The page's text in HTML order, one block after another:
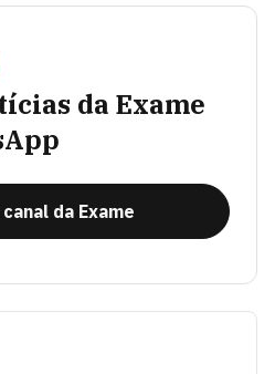
da Exame
da Exame